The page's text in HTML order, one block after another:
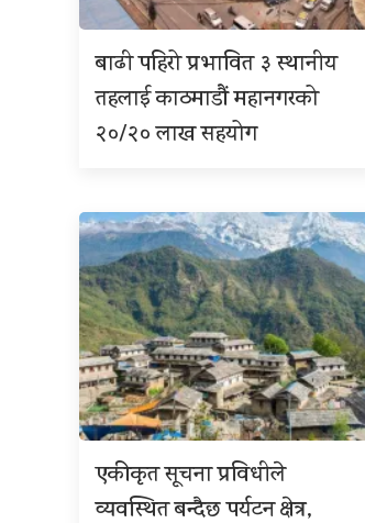
बाढी पहिरो प्रभावित ३ स्थानीय
तहलाई काठमाडौं महानगरको
२०/२० लाख सहयोग
एकीकृत सूचना प्रविधीले
व्यवस्थित बन्दैछ पर्यटन क्षेत्र,